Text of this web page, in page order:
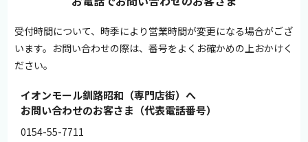
受付時間について、時季により営業時間が変更になる場合がござ
います。お問い合わせの際は、番号をよくお確かめの上おかけく
ださい。
イオンモール釧路昭和（専門店街）へ
お問い合わせのお客さま（代表電話番号）
0154-55-7711